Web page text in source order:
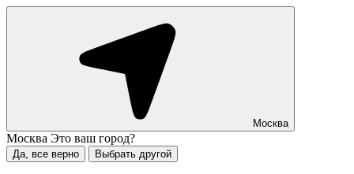
Москва
Москва Это ваш город?
Да, все верно Выбрать другой